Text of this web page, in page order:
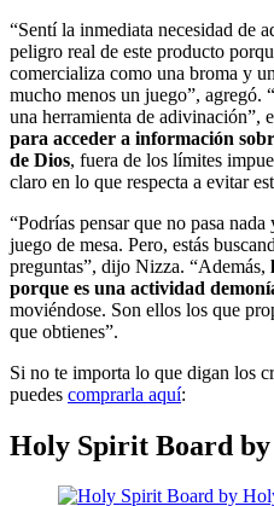
“Sentí la inmediata necesidad de
peligro real de este producto
comercializa como una broma y
mucho menos un juego”, agregó.
una herramienta de adivinación”,
para acceder a información
de Dios, fuera de los límites
claro en lo que respecta a evitar
“Podrías pensar que no pasa
juego de mesa. Pero, estás
preguntas”, dijo Nizza. “Además,
porque es una actividad
moviéndose. Son ellos los que
que obtienes”.
Si no te importa lo que digan los
puedes comprarla aquí:
Holy Spirit Board